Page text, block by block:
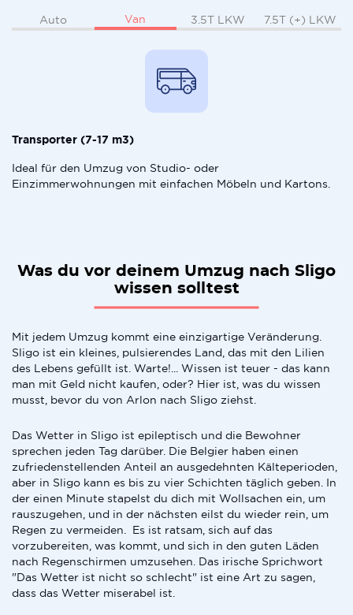
Auto Van 3.5T LKW 7.5T (+) LKW
Transporter (7-17 m3)
Ideal für den Umzug von Studio- oder
Einzimmerwohnungen mit einfachen Möbeln und Kartons.
Was du vor deinem Umzug nach Sligo
wissen solltest
Mit jedem Umzug kommt eine einzigartige Veränderung.
Sligo ist ein kleines, pulsierendes Land, das mit den Lilien
des Lebens gefüllt ist. Warte!... Wissen ist teuer - das kann
man mit Geld nicht kaufen, oder? Hier ist, was du wissen
musst, bevor du von Arlon nach Sligo ziehst.
Das Wetter in Sligo ist epileptisch und die Bewohner
sprechen jeden Tag darüber. Die Belgier haben einen
zufriedenstellenden Anteil an ausgedehnten Kälteperioden,
aber in Sligo kann es bis zu vier Schichten täglich geben. In
der einen Minute stapelst du dich mit Wollsachen ein, um
rauszugehen, und in der nächsten eilst du wieder rein, um
Regen zu vermeiden. Es ist ratsam, sich auf das
vorzubereiten, was kommt, und sich in den guten Läden
nach Regenschirmen umzusehen. Das irische Sprichwort
"Das Wetter ist nicht so schlecht" ist eine Art zu sagen,
dass das Wetter miserabel ist.